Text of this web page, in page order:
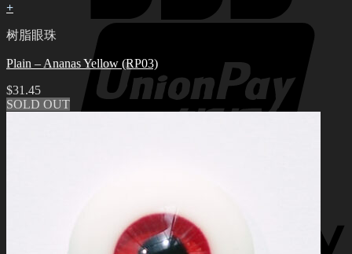
+
树脂眼珠
Plain – Ananas Yellow (RP03)
$31.45
SOLD OUT